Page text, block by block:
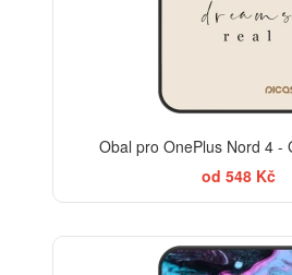
Obal pro OnePlus Nord 4 -
od 548 Kč